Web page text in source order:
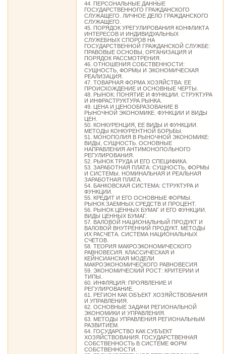
44. ПЕРСОНАЛЬНЫЕ ДАННЫЕ
ГОСУДАРСТВЕННОГО ГРАЖДАНСКОГО
СЛУЖАЩЕГО. ЛИЧНОЕ ДЕЛО ГРАЖДАНСКОГО
СЛУЖАЩЕГО.
45. ПОРЯДОК УРЕГУЛИРОВАНИЯ КОНФЛИКТА
ИНТЕРЕСОВ И ИНДИВИДУАЛЬНЫХ
СЛУЖЕБНЫХ СПОРОВ НА
ГОСУДАРСТВЕННОЙ ГРАЖДАНСКОЙ СЛУЖБЕ:
ПРАВОВЫЕ ОСНОВЫ, ОРГАНИЗАЦИЯ И
ПОРЯДОК РАССМОТРЕНИЯ.
46. ОТНОШЕНИЯ СОБСТВЕННОСТИ:
СУЩНОСТЬ, ФОРМЫ И ЭКОНОМИЧЕСКАЯ
РЕАЛИЗАЦИЯ.
47. ТОВАРНАЯ ФОРМА ХОЗЯЙСТВА: ЕЕ
ПРОИСХОЖДЕНИЕ И ОСНОВНЫЕ ЧЕРТЫ.
48. РЫНОК: ПОНЯТИЕ И ФУНКЦИИ. СТРУКТУРА
И ИНФРАСТРУКТУРА РЫНКА.
49. ЦЕНА И ЦЕНООБРАЗОВАНИЕ В
РЫНОЧНОЙ ЭКОНОМИКЕ. ФУНКЦИИ И ВИДЫ
ЦЕН.
50. КОНКУРЕНЦИЯ, ЕЕ ВИДЫ И ФУНКЦИИ.
МЕТОДЫ КОНКУРЕНТНОЙ БОРЬБЫ.
51. МОНОПОЛИЯ В РЫНОЧНОЙ ЭКОНОМИКЕ:
ВИДЫ, СУЩНОСТЬ. ОСНОВНЫЕ
НАПРАВЛЕНИЯ АНТИМОНОПОЛЬНОГО
РЕГУЛИРОВАНИЯ.
52. РЫНОК ТРУДА И ЕГО СПЕЦИФИКА.
53. ЗАРАБОТНАЯ ПЛАТА: СУЩНОСТЬ, ФОРМЫ
И СИСТЕМЫ. НОМИНАЛЬНАЯ И РЕАЛЬНАЯ
ЗАРАБОТНАЯ ПЛАТА.
54. БАНКОВСКАЯ СИСТЕМА: СТРУКТУРА И
ФУНКЦИИ.
55. КРЕДИТ И ЕГО ОСНОВНЫЕ ФОРМЫ.
РЫНОК ЗАЕМНЫХ СРЕДСТВ И ПРОЦЕНТ.
56. РЫНОК ЦЕННЫХ БУМАГ И ЕГО ФУНКЦИИ.
ВИДЫ ЦЕННЫХ БУМАГ.
57. ВАЛОВОЙ НАЦИОНАЛЬНЫЙ ПРОДУКТ И
ВАЛОВОЙ ВНУТРЕННИЙ ПРОДУКТ. МЕТОДЫ
ИХ РАСЧЕТА. СИСТЕМА НАЦИОНАЛЬНЫХ
СЧЕТОВ.
58. ТЕОРИЯ МАКРОЭКОНОМИЧЕСКОГО
РАВНОВЕСИЯ. КЛАССИЧЕСКАЯ И
КЕЙНСИАНСКАЯ МОДЕЛИ
МАКРОЭКОНОМИЧЕСКОГО РАВНОВЕСИЯ.
59. ЭКОНОМИЧЕСКИЙ РОСТ: КРИТЕРИИ И
ТИПЫ.
60. ИНФЛЯЦИЯ: ПРОЯВЛЕНИЕ И
РЕГУЛИРОВАНИЕ.
61. РЕГИОН КАК ОБЪЕКТ ХОЗЯЙСТВОВАНИЯ
И УПРАВЛЕНИЯ.
62. ОСНОВНЫЕ ЗАДАЧИ РЕГИОНАЛЬНОЙ
ЭКОНОМИКИ И УПРАВЛЕНИЯ.
63. МЕТОДЫ УПРАВЛЕНИЯ РЕГИОНАЛЬНЫМ
РАЗВИТИЕМ.
64. ГОСУДАРСТВО КАК СУБЪЕКТ
ХОЗЯЙСТВОВАНИЯ. ГОСУДАРСТВЕННАЯ
СОБСТВЕННОСТЬ В СИСТЕМЕ ФОРМ
СОБСТВЕННОСТИ.